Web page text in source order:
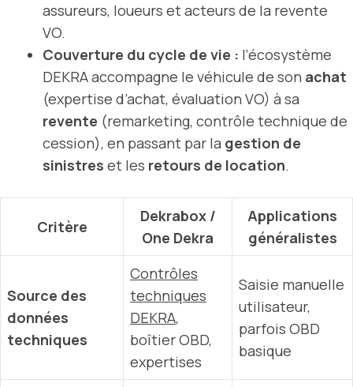
assureurs, loueurs et acteurs de la revente
VO.
Couverture du cycle de vie : l’écosystème
DEKRA accompagne le véhicule de son achat
(expertise d’achat, évaluation VO) à sa
revente (remarketing, contrôle technique de
cession), en passant par la gestion de
sinistres et les retours de location.
Critère
Dekrabox /
One Dekra
Applications
généralistes
Source des
données
techniques
Contrôles
techniques
DEKRA,
boîtier OBD,
expertises
Saisie manuelle
utilisateur,
parfois OBD
basique